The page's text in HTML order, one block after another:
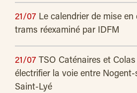
21/07 Le calendrier de mise en
trams réexaminé par IDFM
21/07 TSO Caténaires et
électrifier la voie entre
Saint-Lyé